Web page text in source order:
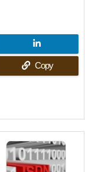
Copy